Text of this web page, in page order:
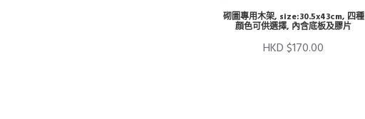
砌圖專用木架, size:30.5x43cm, 四種
顔色可供選擇, 內含底板及膠片
HKD $170.00